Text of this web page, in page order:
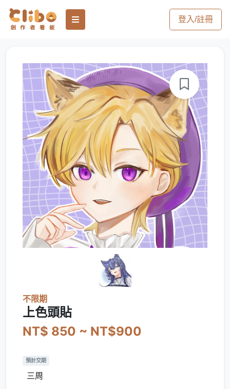
登入/註冊
不限期
上色頭貼
NT$ 850 ~ NT$900
預計交期
三周